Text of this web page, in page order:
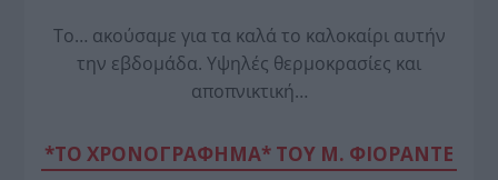
Το… ακούσαμε για τα καλά το καλοκαίρι αυτήν
την εβδομάδα. Υψηλές θερμοκρασίες και
αποπνικτική…
*ΤΟ ΧΡΟΝΟΓΡΑΦΗΜΑ* ΤΟΥ Μ. ΦΙΟΡΆΝΤΕ